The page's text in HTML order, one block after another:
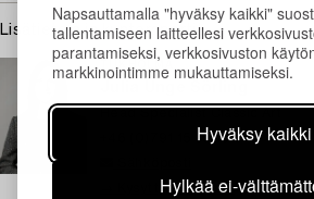
Napsauttamalla "hyväksy kaikki"
tallentamiseen laitteellesi
parantamiseksi, verkkosivuston
markkinointimme mukauttamiseksi.
Hyväksy kaikki
Hylkää ei-
Lisätietoja ja kuntoraportit
TUKHOLMA
+46 (0)791 15 36 15
→ Kysyttyjä esineitä